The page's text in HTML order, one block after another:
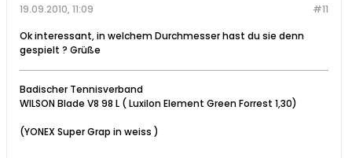
#11
19.09.2010, 11:09
Ok interessant, in welchem Durchmesser hast du sie denn
gespielt ? Grüße
Badischer Tennisverband
WILSON Blade V8 98 L ( Luxilon Element Green Forrest 1,30)
(YONEX Super Grap in weiss )